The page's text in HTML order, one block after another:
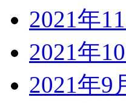
2021年
2021年
2021年9